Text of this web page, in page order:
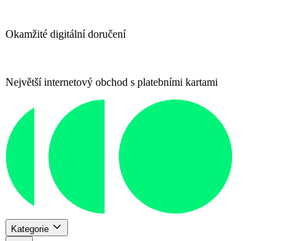
Okamžité digitální doručení
Největší internetový obchod s platebními kartami
Kategorie